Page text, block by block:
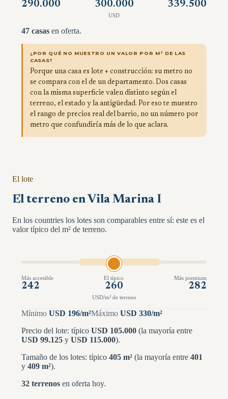
290.000 300.000 339.500
USD
47 casas en oferta.
¿POR QUÉ NO MUESTRO UN VALOR POR M² DE LAS
CASAS?
Porque una casa es lote + construcción: su metro no
se compara con el de un departamento. Dos casas
con la misma superficie valen distinto según el
terreno, el estado y la antigüedad. Por eso te muestro
el rango de precios real del barrio, no un número por
metro que confundiría más de lo que aclara.
El lote
El terreno en Vila Marina I
En los countries los lotes son comparables entre sí: este es el
valor típico del m² de terreno.
Más accesible
242
El típico
260
Más premium
282
USD/m² de terreno
Mínimo USD 196/m²Máximo USD 330/m²
Precio del lote: típico USD 105.000 (la mayoría entre
USD 99.125 y USD 115.000).
Tamaño de los lotes: típico 405 m² (la mayoría entre 401
y 409 m²).
32 terrenos en oferta hoy.